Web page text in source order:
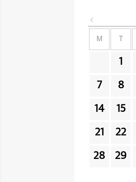
M
1
7 8
14 15
21 22
28 29